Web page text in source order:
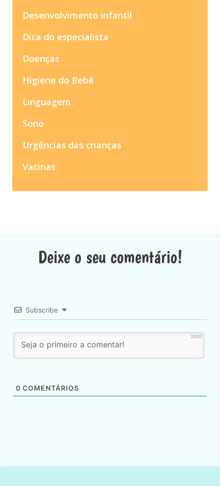
Desenvolvimento infantil
Dica do especialista
Doenças
Higiene do Bebé
Linguagem
Sono
Urgências das crianças
Vacinas
Deixe o seu comentário!
Subscribe
2000
0 COMENTÁRIOS